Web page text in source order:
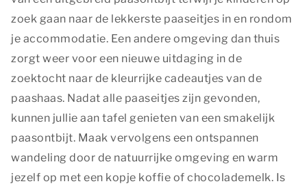
zoek gaan naar de lekkerste paaseitjes in en rondom
je accommodatie. Een andere omgeving dan thuis
zorgt weer voor een nieuwe uitdaging in de
zoektocht naar de kleurrijke cadeautjes van de
paashaas. Nadat alle paaseitjes zijn gevonden,
kunnen jullie aan tafel genieten van een smakelijk
paasontbijt. Maak vervolgens een ontspannen
wandeling door de natuurrijke omgeving en warm
jezelf op met een kopje koffie of chocolademelk. Is